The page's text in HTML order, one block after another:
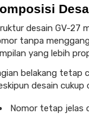
desain GV-27
tanpa
yang lebih
belakang tetap
desain cukup
Nomor tetap jelas